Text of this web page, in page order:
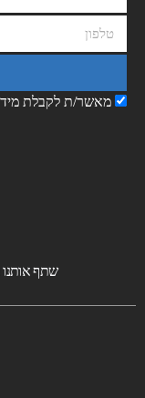
מאשר/ת לקבלת
שתף אותנו